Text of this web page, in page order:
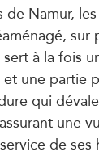
de Namur,
sur
à la fois
une partie
qui
une
de ses